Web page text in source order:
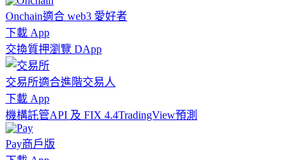
Onchain適合 web3 愛好者
下載 App
交換質押瀏覽 DApp
交易所適合進階交易人
下載 App
機構託管API 及 FIX 4.4TradingView預測
Pay商戶版